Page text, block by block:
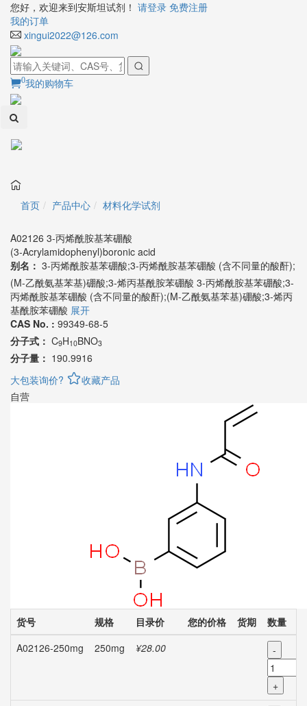
您好，欢迎来到安斯坦试剂！ 请登录 免费注册
我的订单
xingui2022@126.com
0我的购物车
首页 产品中心 材料化学试剂
A02126 3-丙烯酰胺基苯硼酸
(3-Acrylamidophenyl)boronic acid
别名： 3-丙烯酰胺基苯硼酸;3-丙烯酰胺基苯硼酸 (含不同量的酸酐);
(M-乙酰氨基苯基)硼酸;3-烯丙基酰胺苯硼酸 3-丙烯酰胺基苯硼酸;3-
丙烯酰胺基苯硼酸 (含不同量的酸酐);(M-乙酰氨基苯基)硼酸;3-烯丙
基酰胺苯硼酸 展开
CAS No. : 99349-68-5
分子式： C9H10BNO3
分子量： 190.9916
大包装询价?
收藏产品
自营
货号 规格 目录价 您的价格 货期
数量
A02126-250mg
250mg ¥28.00 -
+